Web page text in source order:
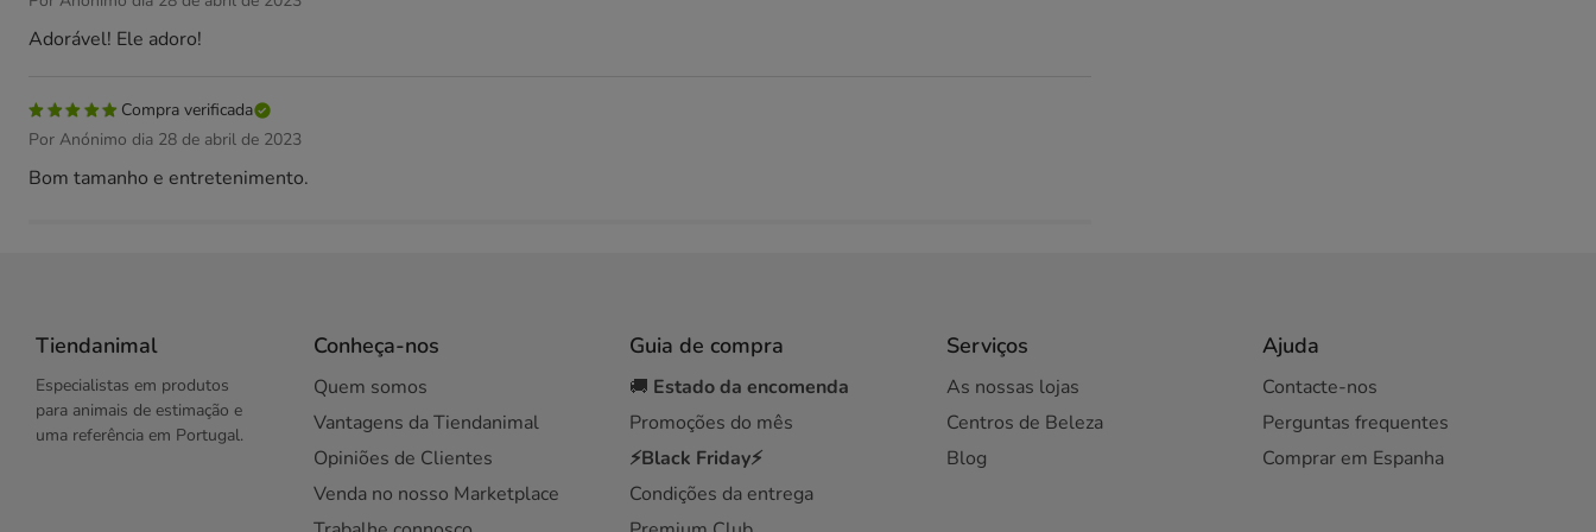
Adorável! Ele adoro!
Compra verificada
Por Anónimo dia 28 de abril de 2023
Bom tamanho e entretenimento.
Tiendanimal
Especialistas em produtos
para animais de estimação e
uma referência em Portugal.
Conheça-nos
Quem somos
Vantagens da Tiendanimal
Opiniões de Clientes
Venda no nosso Marketplace
Guia de compra
🚚 Estado da encomenda
Promoções do mês
⚡Black Friday⚡
Condições da entrega
Serviços
As nossas lojas
Centros de Beleza
Blog
Ajuda
Contacte-nos
Perguntas frequentes
Comprar em Espanha